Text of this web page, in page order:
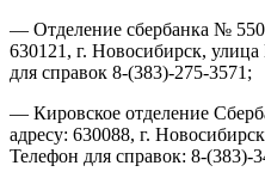
— Отделение сбербанка №
630121, г. Новосибирск,
для справок 8-(383)-275-3571;
— Кировское отделение
адресу: 630088, г.
Телефон для справок: 8-(383)-